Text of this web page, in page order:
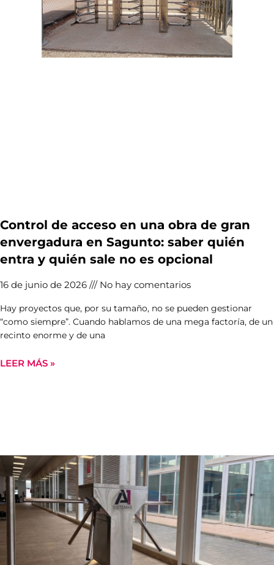
Control de acceso en una obra de gran
envergadura en Sagunto: saber quién
entra y quién sale no es opcional
16 de junio de 2026 No hay comentarios
Hay proyectos que, por su tamaño, no se pueden gestionar
“como siempre”. Cuando hablamos de una mega factoría, de un
recinto enorme y de una
LEER MÁS »